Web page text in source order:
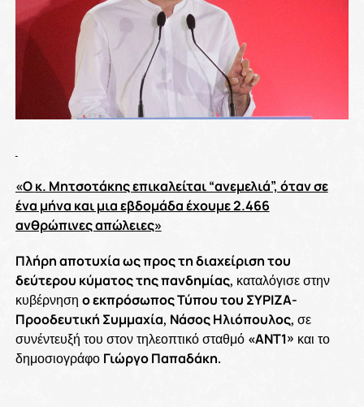
«Oκ. Μητσοτάκης επικαλείται “ανεμελιά”, όταν σε
ένα μήνα και μια εβδομάδα έχουμε 2.466
ανθρώπινες απώλειες»
Πλήρη αποτυχία ως προς τη διαχείριση του
δεύτερου κύματος της πανδημίας, καταλόγισε στην
κυβέρνηση ο εκπρόσωπος Τύπου του ΣΥΡΙΖΑ-
Προοδευτική Συμμαχία, Νάσος Ηλιόπουλος, σε
συνέντευξή του στον τηλεοπτικό σταθμό «ΑΝΤ1» και το
δημοσιογράφο Γιώργο Παπαδάκη.